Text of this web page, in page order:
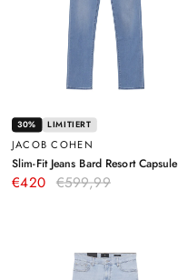
30% LIMITIERT
JACOB COHEN
Slim-Fit Jeans Bard Resort Capsule–
€420 €599,99